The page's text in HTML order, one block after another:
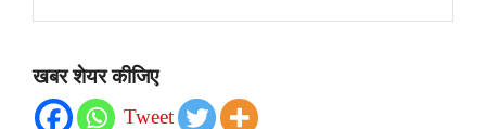
खबर शेयर कीजिए
Tweet